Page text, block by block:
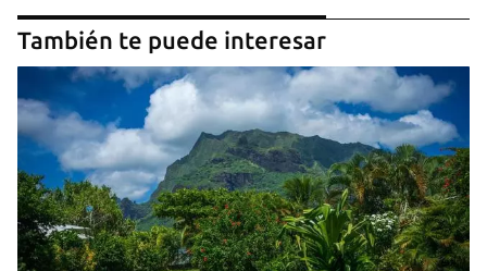
También te puede interesar